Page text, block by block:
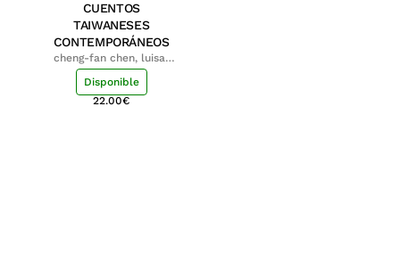
CUENTOS
TAIWANESES
CONTEMPORÁNEOS
cheng-fan chen, luisa;
shu-ying chang, luisa
Disponible
22.00€